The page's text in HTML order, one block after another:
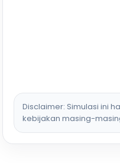
Disclaimer: Simulasi ini
kebijakan masing-